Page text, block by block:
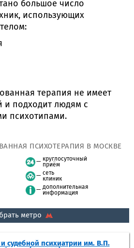
большое число
использующих
терапия не имеет
и подходит людям с
психотипами.
ПСИХОТЕРАПИЯ В МОСКВЕ
круглосуточный
приём
сеть
клиник
дополнительная
информация
метро
судебной психиатрии им. В.П.